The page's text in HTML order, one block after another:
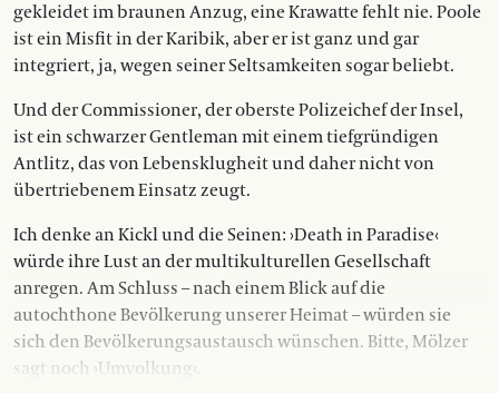
gekleidet im braunen Anzug, eine Krawatte fehlt nie. Poole
ist ein Misfit in der Karibik, aber er ist ganz und gar
integriert, ja, wegen seiner Seltsamkeiten sogar beliebt.
Und der Commissioner, der oberste Polizeichef der Insel,
ist ein schwarzer Gentleman mit einem tiefgründigen
Antlitz, das von Lebensklugheit und daher nicht von
übertriebenem Einsatz zeugt.
Ich denke an Kickl und die Seinen: ›Death in Paradise‹
würde ihre Lust an der multikulturellen Gesellschaft
anregen. Am Schluss – nach einem Blick auf die
autochthone Bevölkerung unserer Heimat – würden sie
sich den Bevölkerungsaustausch wünschen. Bitte, Mölzer
sagt noch ›Umvolkung‹.